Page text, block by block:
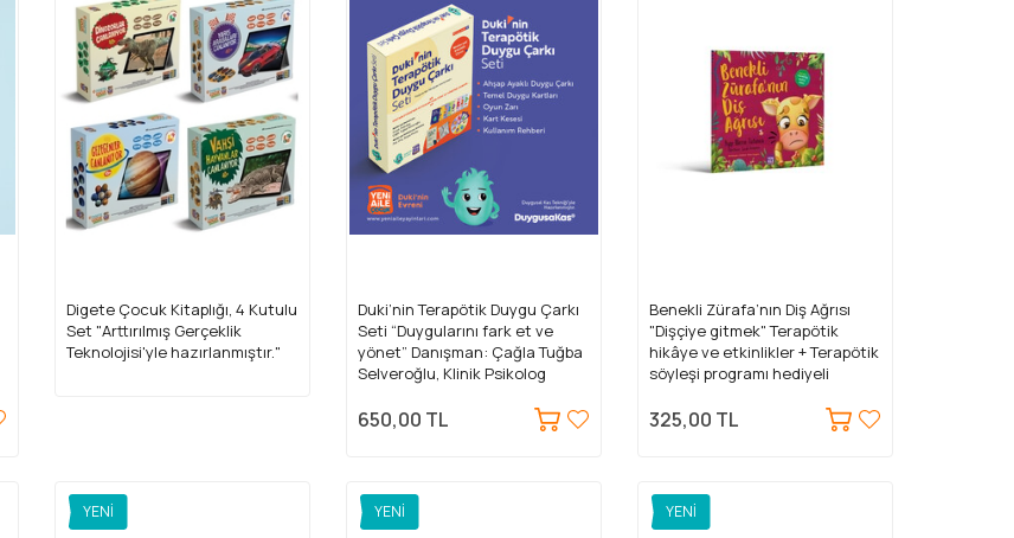
Digete Çocuk Kitaplığı, 4 Kutulu
Set "Arttırılmış Gerçeklik
Teknolojisi'yle hazırlanmıştır."
Duki’nin Terapötik Duygu Çarkı
Seti “Duygularını fark et ve
yönet” Danışman: Çağla Tuğba
Selveroğlu, Klinik Psikolog
650,00 TL
Benekli Zürafa’nın Diş Ağrısı
"Dişçiye gitmek" Terapötik
hikâye ve etkinlikler + Terapötik
söyleşi programı hediyeli
325,00 TL
YENI YENI YENI